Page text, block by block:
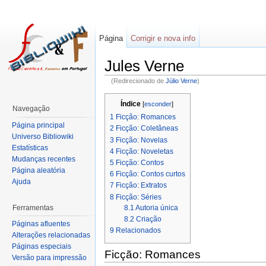
Jules Verne
(Redirecionado de Júlio Verne)
Índice[esconder]
1 Ficção: Romances
2 Ficção: Coletâneas
3 Ficção: Novelas
4 Ficção: Noveletas
5 Ficção: Contos
6 Ficção: Contos curtos
7 Ficção: Extratos
8 Ficção: Séries
8.1 Autoria única
8.2 Criação
9 Relacionados
Ficção: Romances
Página Corrigir e nova info
Navegação
Página principal
Universo Bibliowiki
Estatísticas
Mudanças recentes
Página aleatória
Ajuda
Ferramentas
Páginas afluentes
Alterações relacionadas
Páginas especiais
Versão para impressão